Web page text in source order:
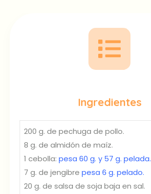
Ingredientes
200 g. de pechuga de pollo.
8 g. de almidón de maíz.
1 cebolla: pesa 60 g. y 57 g. pelada.
7 g. de jengibre pesa 6 g. pelado.
20 g. de salsa de soja baja en sal.